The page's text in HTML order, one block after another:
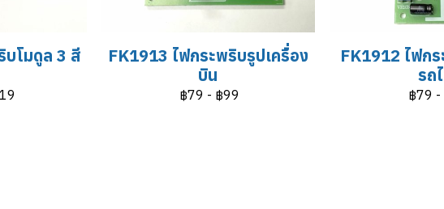
บโมดูล 3 สี
FK1913 ไฟกระพริบรูปเครื่อง
บิน
฿79 - ฿99
FK1912 ไฟก
รถ
฿79 -